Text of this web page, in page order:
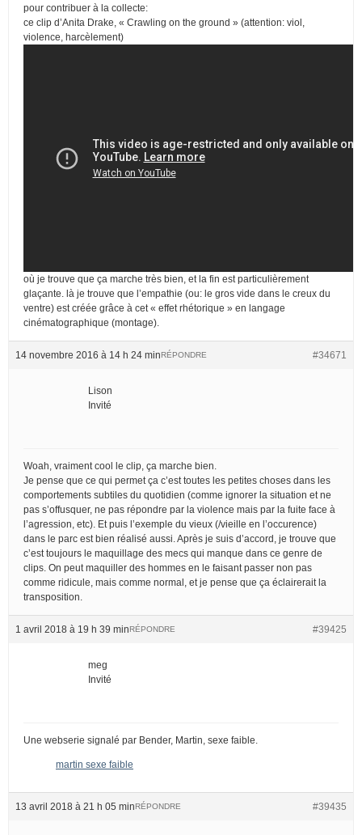
pour contribuer à la collecte:
ce clip d’Anita Drake, « Crawling on the ground » (attention: viol,
violence, harcèlement)
où je trouve que ça marche très bien, et la fin est particulièrement
glaçante. là je trouve que l’empathie (ou: le gros vide dans le creux du
ventre) est créée grâce à cet « effet rhétorique » en langage
cinématographique (montage).
14 novembre 2016 à 14 h 24 min #34671
RÉPONDRE
Lison
Invité
Woah, vraiment cool le clip, ça marche bien.
Je pense que ce qui permet ça c’est toutes les petites choses dans les
comportements subtiles du quotidien (comme ignorer la situation et ne
pas s’offusquer, ne pas répondre par la violence mais par la fuite face à
l’agression, etc). Et puis l’exemple du vieux (/vieille en l’occurence)
dans le parc est bien réalisé aussi. Après je suis d’accord, je trouve que
c’est toujours le maquillage des mecs qui manque dans ce genre de
clips. On peut maquiller des hommes en le faisant passer non pas
comme ridicule, mais comme normal, et je pense que ça éclairerait la
transposition.
1 avril 2018 à 19 h 39 min #39425
RÉPONDRE
meg
Invité
Une webserie signalé par Bender, Martin, sexe faible.
martin sexe faible
13 avril 2018 à 21 h 05 min #39435
RÉPONDRE